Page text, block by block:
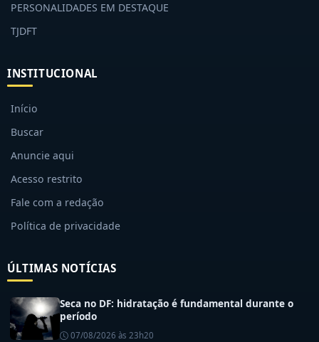
PERSONALIDADES EM DESTAQUE
TJDFT
INSTITUCIONAL
Início
Buscar
Anuncie aqui
Acesso restrito
Fale com a redação
Política de privacidade
ÚLTIMAS NOTÍCIAS
Seca no DF: hidratação é fundamental durante o
período
07/08/2026 às 23h20